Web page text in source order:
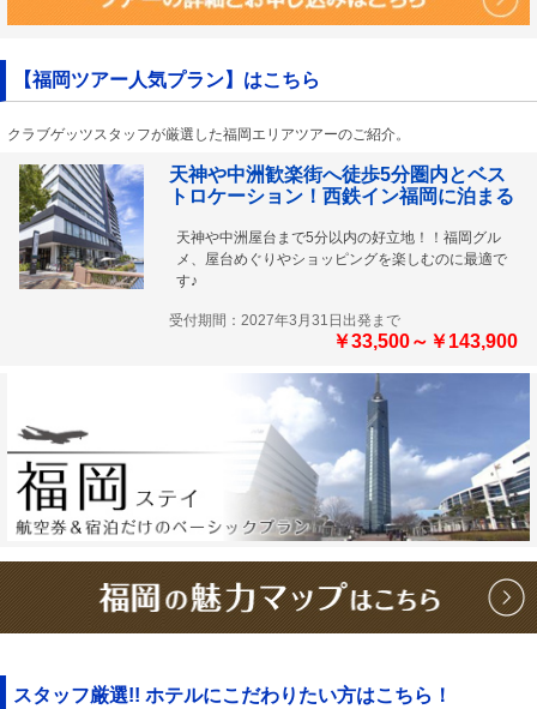
【福岡ツアー人気プラン】はこちら
クラブゲッツスタッフが厳選した福岡エリアツアーのご紹介。
天神や中洲歓楽街へ徒歩5分圏内とベス
トロケーション！西鉄イン福岡に泊まる
天神や中洲屋台まで5分以内の好立地！！福岡グル
メ、屋台めぐりやショッピングを楽しむのに最適で
す♪
受付期間：2027年3月31日出発まで
￥33,500～￥143,900
スタッフ厳選!! ホテルにこだわりたい方はこちら！